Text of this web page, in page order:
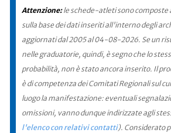
Attenzione:le schede-atleti sono
sulla base dei dati inseriti all'interno degli
aggiornati dal 2005 al 04-08-2026. Se un
nelle graduatorie, quindi, è segno che lo
probabilità, non è stato ancora inserito. Il
è di competenza dei Comitati Regionali sul
luogo la manifestazione: eventuali
omissioni, vanno dunque indirizzate agli
l'elenco con relativi contatti). Considerato